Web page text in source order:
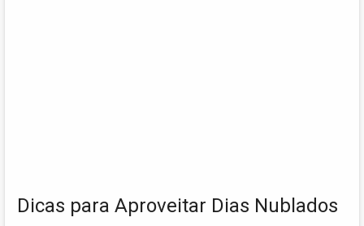
Dicas para Aproveitar Dias Nublados